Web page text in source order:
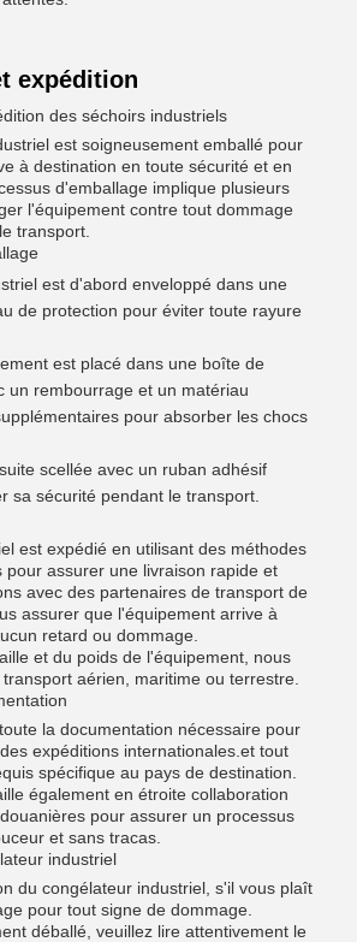
expédition
des séchoirs industriels
est soigneusement emballé pour
à destination en toute sécurité et en
d'emballage implique plusieurs
l'équipement contre tout dommage
transport.
est d'abord enveloppé dans une
de protection pour éviter toute rayure
est placé dans une boîte de
un rembourrage et un matériau
pour absorber les chocs
scellée avec un ruban adhésif
sa sécurité pendant le transport.
est expédié en utilisant des méthodes
pour assurer une livraison rapide et
avec des partenaires de transport de
assurer que l'équipement arrive à
retard ou dommage.
et du poids de l'équipement, nous
aérien, maritime ou terrestre.
la documentation nécessaire pour
expéditions internationales.et tout
spécifique au pays de destination.
également en étroite collaboration
pour assurer un processus
et sans tracas.
industriel
du congélateur industriel, s'il vous plaît
pour tout signe de dommage.
déballé, veuillez lire attentivement le